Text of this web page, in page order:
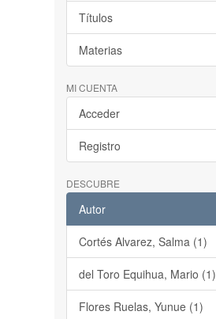
Títulos
Materias
MI CUENTA
Acceder
Registro
DESCUBRE
Autor
Cortés Alvarez, Salma (1)
del Toro Equihua, Mario (1)
Flores Ruelas, Yunue (1)